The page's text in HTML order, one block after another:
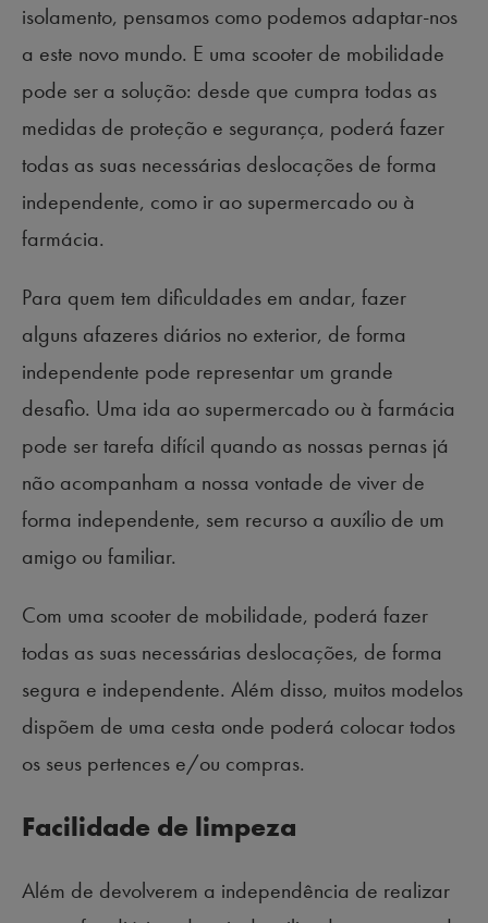
isolamento, pensamos como podemos adaptar-nos
a este novo mundo. E uma scooter de mobilidade
pode ser a solução: desde que cumpra todas as
medidas de proteção e segurança, poderá fazer
todas as suas necessárias deslocações de forma
independente, como ir ao supermercado ou à
farmácia.
Para quem tem dificuldades em andar, fazer
alguns afazeres diários no exterior, de forma
independente pode representar um grande
desafio. Uma ida ao supermercado ou à farmácia
pode ser tarefa difícil quando as nossas pernas já
não acompanham a nossa vontade de viver de
forma independente, sem recurso a auxílio de um
amigo ou familiar.
Com uma scooter de mobilidade, poderá fazer
todas as suas necessárias deslocações, de forma
segura e independente. Além disso, muitos modelos
dispõem de uma cesta onde poderá colocar todos
os seus pertences e/ou compras.
Facilidade de limpeza
Além de devolverem a independência de realizar